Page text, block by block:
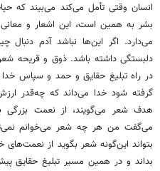
انسان وقتی تأمل می‌کند می‌بیند که
بشر به همین است، این اشعار و
‏می‌دارد. اگر این‌ها نباشد آدم
دلبستگی داشته باشد. ذوق و ‏قریحه
در راه تبلیغ حقایق و حمد و سپاس
گرفته شود خدا می‌داند که چه‌قدر
هدف ‏شعر می‌گویند، از نعمت بزرگی
می‌گفت من هر چه شعر می‌خوانم
بتواند این‌گونه شعر بگوید از
بداند و در همین مسیر تبلیغ حقایق